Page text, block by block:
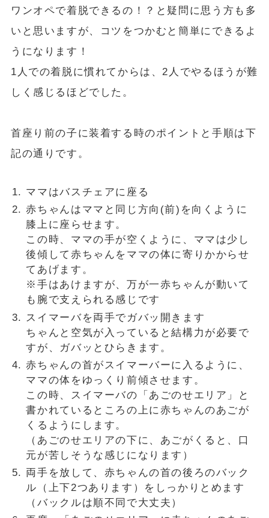
ワンオペで着脱できるの！？と疑問に思う方も多
いと思いますが、コツをつかむと簡単にできるよ
うになります！
1人での着脱に慣れてからは、2人でやるほうが難
しく感じるほどでした。
首座り前の子に装着する時のポイントと手順は下
記の通りです。
ママはバスチェアに座る
赤ちゃんはママと同じ方向(前)を向くように
膝上に座らせます。
この時、ママの手が空くように、ママは少し
後傾して赤ちゃんをママの体に寄りかからせ
てあげます。
※手はあけますが、万が一赤ちゃんが動いて
も腕で支えられる感じです
スイマーバを両手でガバッ開きます
ちゃんと空気が入っていると結構力が必要で
すが、ガバッとひらきます。
赤ちゃんの首がスイマーバーに入るように、
ママの体をゆっくり前傾させます。
この時、スイマーバの「あごのせエリア」と
書かれているところの上に赤ちゃんのあごが
くるようにします。
（あごのせエリアの下に、あごがくると、口
元が苦しそうな感じになります）
両手を放して、赤ちゃんの首の後ろのバック
ル（上下2つあります）をしっかりとめます
（バックルは順不同で大丈夫）